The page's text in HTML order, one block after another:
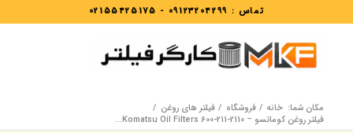
تماس : 09123204299
-
02155425175
مکان شما: خانه / فروشگاه / فیلتر های روغن /
فیلتر روغن کوماتسو – Komatsu Oil Filters 600-211-2110...